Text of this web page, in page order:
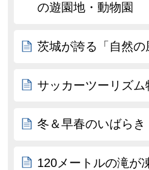
の遊園地・動物園
茨城が誇る「自然の
サッカーツーリズム
冬＆早春のいばらき
120メートルの滝が